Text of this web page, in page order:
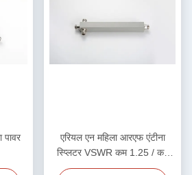
एरियल एन महिला आरएफ एंटीना
स्प्लिटर VSWR कम 1.25 / कम
1.3 700-4000MHz